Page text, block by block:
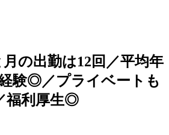
月の出勤は12回／平均年
験◎／プライベートも
福利厚生◎